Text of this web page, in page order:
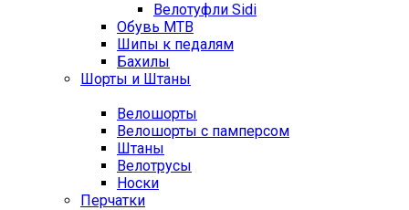
Велотуфли Sidi
Обувь MTB
Шипы к педалям
Бахилы
Шорты и Штаны
Велошорты
Велошорты с памперсом
Штаны
Велотрусы
Носки
Перчатки